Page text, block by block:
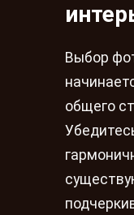
Выбор
общего